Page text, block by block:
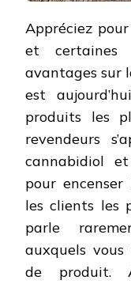
Appréciez
et certaines
avantages sur
est
produits les
revendeurs
cannabidiol
pour
les clients les
parle
auxquels vous
de produit.